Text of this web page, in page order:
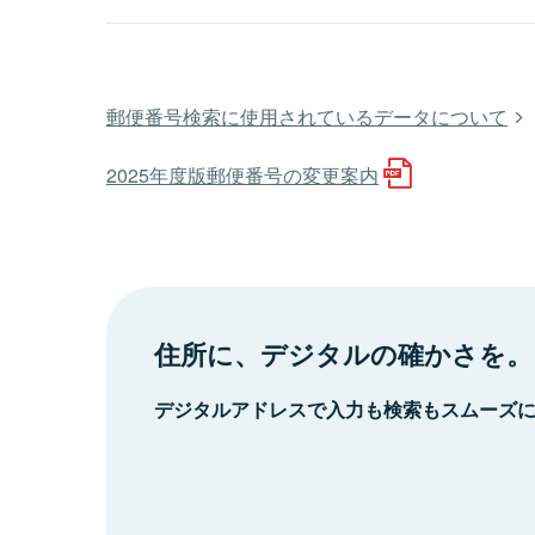
郵便番号検索に使用されているデータについて
2025年度版郵便番号の変更案内
住所に、デジタルの確かさを。
デジタルアドレスで入力も検索もスムーズ